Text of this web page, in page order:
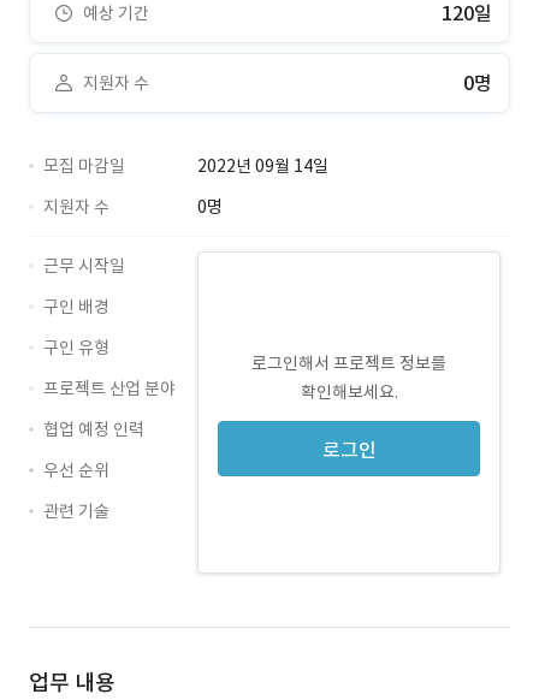
예상 기간 120일
지원자 수 0명
모집 마감일
2022년 09월 14일
지원자 수
0명
로그인해서 프로젝트 정보를
확인해보세요.
로그인
근무 시작일
구인 배경
구인 유형
프로젝트 산업 분야
협업 예정 인력
우선 순위
관련 기술
업무 내용